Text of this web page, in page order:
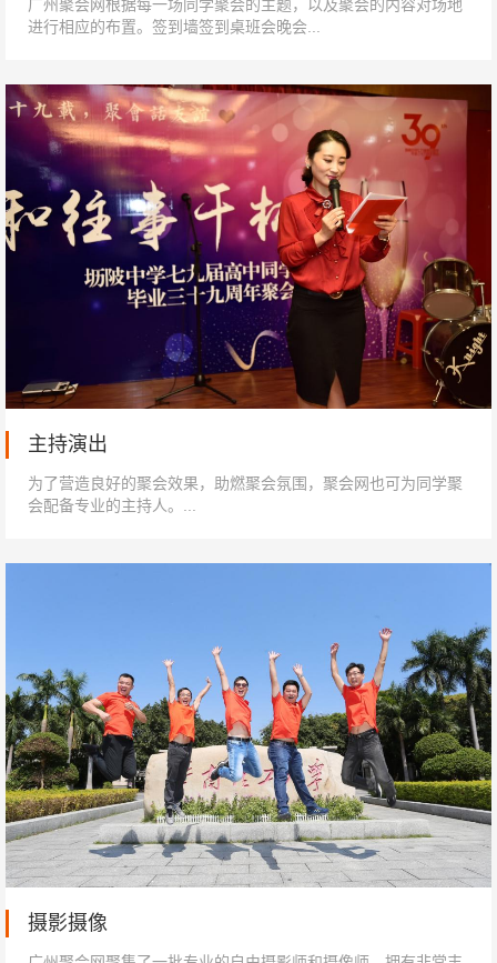
广州聚会网根据每一场同学聚会的主题，以及聚会的内容对场地
进行相应的布置。签到墙签到桌班会晚会...
主持演出
为了营造良好的聚会效果，助燃聚会氛围，聚会网也可为同学聚
会配备专业的主持人。...
摄影摄像